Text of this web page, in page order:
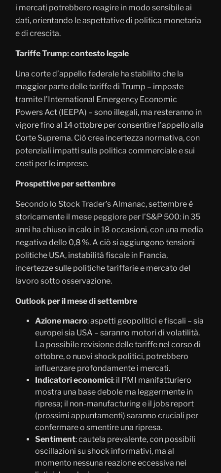
i mercati potrebbero reagire in modo sensibile ai
dati, orientando le aspettative di politica monetaria
e di crescita.
Tariffe Trump: contesto legale
Una corte d’appello federale ha stabilito che la
maggior parte delle tariffe di Trump – imposte
tramite l’International Emergency Economic
Powers Act (IEEPA) – sono illegali, ma resteranno in
vigore fino al 14 ottobre per consentire l’appello alla
Corte Suprema. Ciò crea incertezza normativa, con
potenziali impatti sulla politica commerciale e sui
costi per le imprese.
Prospettive per settembre
Secondo lo Stock Trader’s Almanac, settembre è
storicamente il mese peggiore per l’S&P 500: in 35
anni ha chiuso in calo in 18 occasioni, con una media
negativa dello 0,8 %. A ciò si aggiungono tensioni
politiche USA, instabilità fiscale in Francia,
incertezze sulle politiche tariffarie e mercato del
lavoro sotto osservazione.
Outlook per il mese di settembre
Azione macro: aspetti geopolitici e fiscali – sia
europei sia USA – saranno motori di volatilità.
La possibile revisione delle tariffe nel corso di
ottobre, o nuovi shock politici, potrebbero
influenzare profondamente i mercati.
Indicatori economici: il PMI manifatturiero
mostra una base debole ma leggermente in
ripresa; il non-manufacturing e il jobs report
(prossimi appuntamenti) saranno cruciali per
confermare o smentire una ripresa.
Sentiment: cautela prevalente, con possibili
oscillazioni su shock informativi, ma al
momento nessuna reazione eccessiva nei